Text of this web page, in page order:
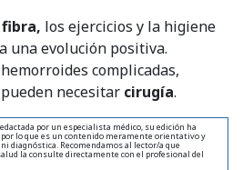
los ejercicios y la higiene
una evolución positiva.
complicadas,
necesitar cirugía.
por un especialista médico, su edición ha
por lo que es un contenido meramente orientativo y
diagnóstica. Recomendamos al lector/a que
la consulte directamente con el profesional del